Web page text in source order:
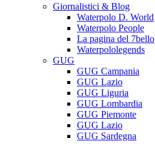
Giornalistici & Blog
Waterpolo D. World
Waterpolo People
La pagina del 7bello
Waterpololegends
GUG
GUG Campania
GUG Lazio
GUG Liguria
GUG Lombardia
GUG Piemonte
GUG Lazio
GUG Sardegna